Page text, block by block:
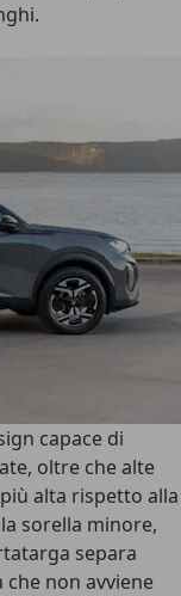
capace di
oltre che alte
alta rispetto alla
sorella minore,
separa
non avviene